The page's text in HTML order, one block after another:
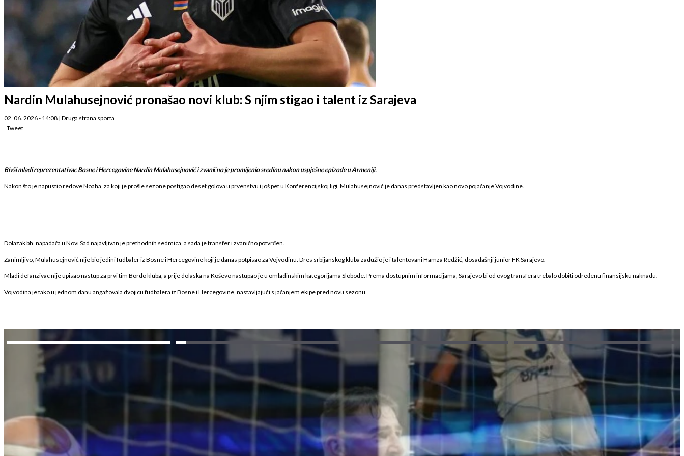
Nardin Mulahusejnović pronašao novi klub: S njim stigao i talent iz Sarajeva
02. 06. 2026 - 14:08 | Druga strana sporta
Tweet
Bivši mladi reprezentativac Bosne i Hercegovine Nardin Mulahusejnović i zvanično je promijenio sredinu nakon uspješne epizode u Armeniji.
Nakon što je napustio redove Noaha, za koji je prošle sezone postigao deset golova u prvenstvu i još pet u Konferencijskoj ligi, Mulahusejnović je danas predstavljen kao novo pojačanje Vojvodine.
Dolazak bh. napadača u Novi Sad najavljivan je prethodnih sedmica, a sada je transfer i zvanično potvrđen.
Zanimljivo, Mulahusejnović nije bio jedini fudbaler iz Bosne i Hercegovine koji je danas potpisao za Vojvodinu. Dres srbijanskog kluba zadužio je i talentovani Hamza Redžić, dosadašnji junior FK Sarajevo.
Mladi defanzivac nije upisao nastup za prvi tim Bordo kluba, a prije dolaska na Koševo nastupao je u omladinskim kategorijama Slobode. Prema dostupnim informacijama, Sarajevo bi od ovog transfera trebalo dobiti određenu finansijsku naknadu.
Vojvodina je tako u jednom danu angažovala dvojicu fudbalera iz Bosne i Hercegovine, nastavljajući s jačanjem ekipe pred novu sezonu.